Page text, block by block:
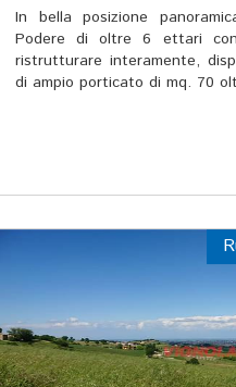
In bella posizione
Podere di oltre 6 ettari
ristrutturare interamente,
di ampio porticato di mq. 70